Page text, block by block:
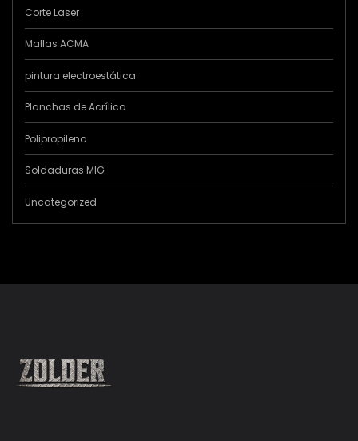
Corte Laser
Mallas ACMA
pintura electroestática
Planchas de Acrílico
Polipropileno
Soldaduras MIG
Uncategorized